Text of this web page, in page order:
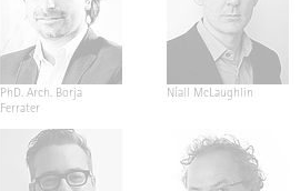
PhD. Arch. Borja
Ferrater
Níall McLaughlin